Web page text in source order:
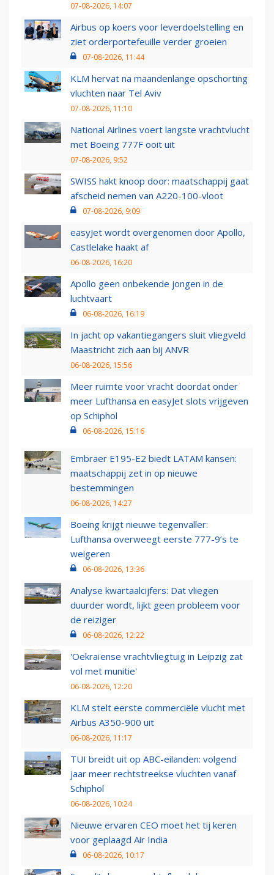
07-08-2026, 14:07
Airbus op koers voor leverdoelstelling en
ziet orderportefeuille verder groeien
07-08-2026, 11:44
KLM hervat na maandenlange opschorting
vluchten naar Tel Aviv
07-08-2026, 11:10
National Airlines voert langste vrachtvlucht
met Boeing 777F ooit uit
07-08-2026, 9:52
SWISS hakt knoop door: maatschappij gaat
afscheid nemen van A220-100-vloot
07-08-2026, 9:09
easyJet wordt overgenomen door Apollo,
Castlelake haakt af
06-08-2026, 16:20
Apollo geen onbekende jongen in de
luchtvaart
06-08-2026, 16:19
In jacht op vakantiegangers sluit vliegveld
Maastricht zich aan bij ANVR
06-08-2026, 15:56
Meer ruimte voor vracht doordat onder
meer Lufthansa en easyJet slots vrijgeven
op Schiphol
06-08-2026, 15:16
Embraer E195-E2 biedt LATAM kansen:
maatschappij zet in op nieuwe
bestemmingen
06-08-2026, 14:27
Boeing krijgt nieuwe tegenvaller:
Lufthansa overweegt eerste 777-9’s te
weigeren
06-08-2026, 13:36
Analyse kwartaalcijfers: Dat vliegen
duurder wordt, lijkt geen probleem voor
de reiziger
06-08-2026, 12:22
'Oekraïense vrachtvliegtuig in Leipzig zat
vol met munitie'
06-08-2026, 12:20
KLM stelt eerste commerciële vlucht met
Airbus A350-900 uit
06-08-2026, 11:17
TUI breidt uit op ABC-eilanden: volgend
jaar meer rechtstreekse vluchten vanaf
Schiphol
06-08-2026, 10:24
Nieuwe ervaren CEO moet het tij keren
voor geplaagd Air India
06-08-2026, 10:17